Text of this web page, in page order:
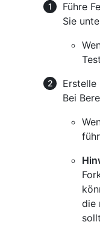
Führe
Sie
Erstelle
Bei
die